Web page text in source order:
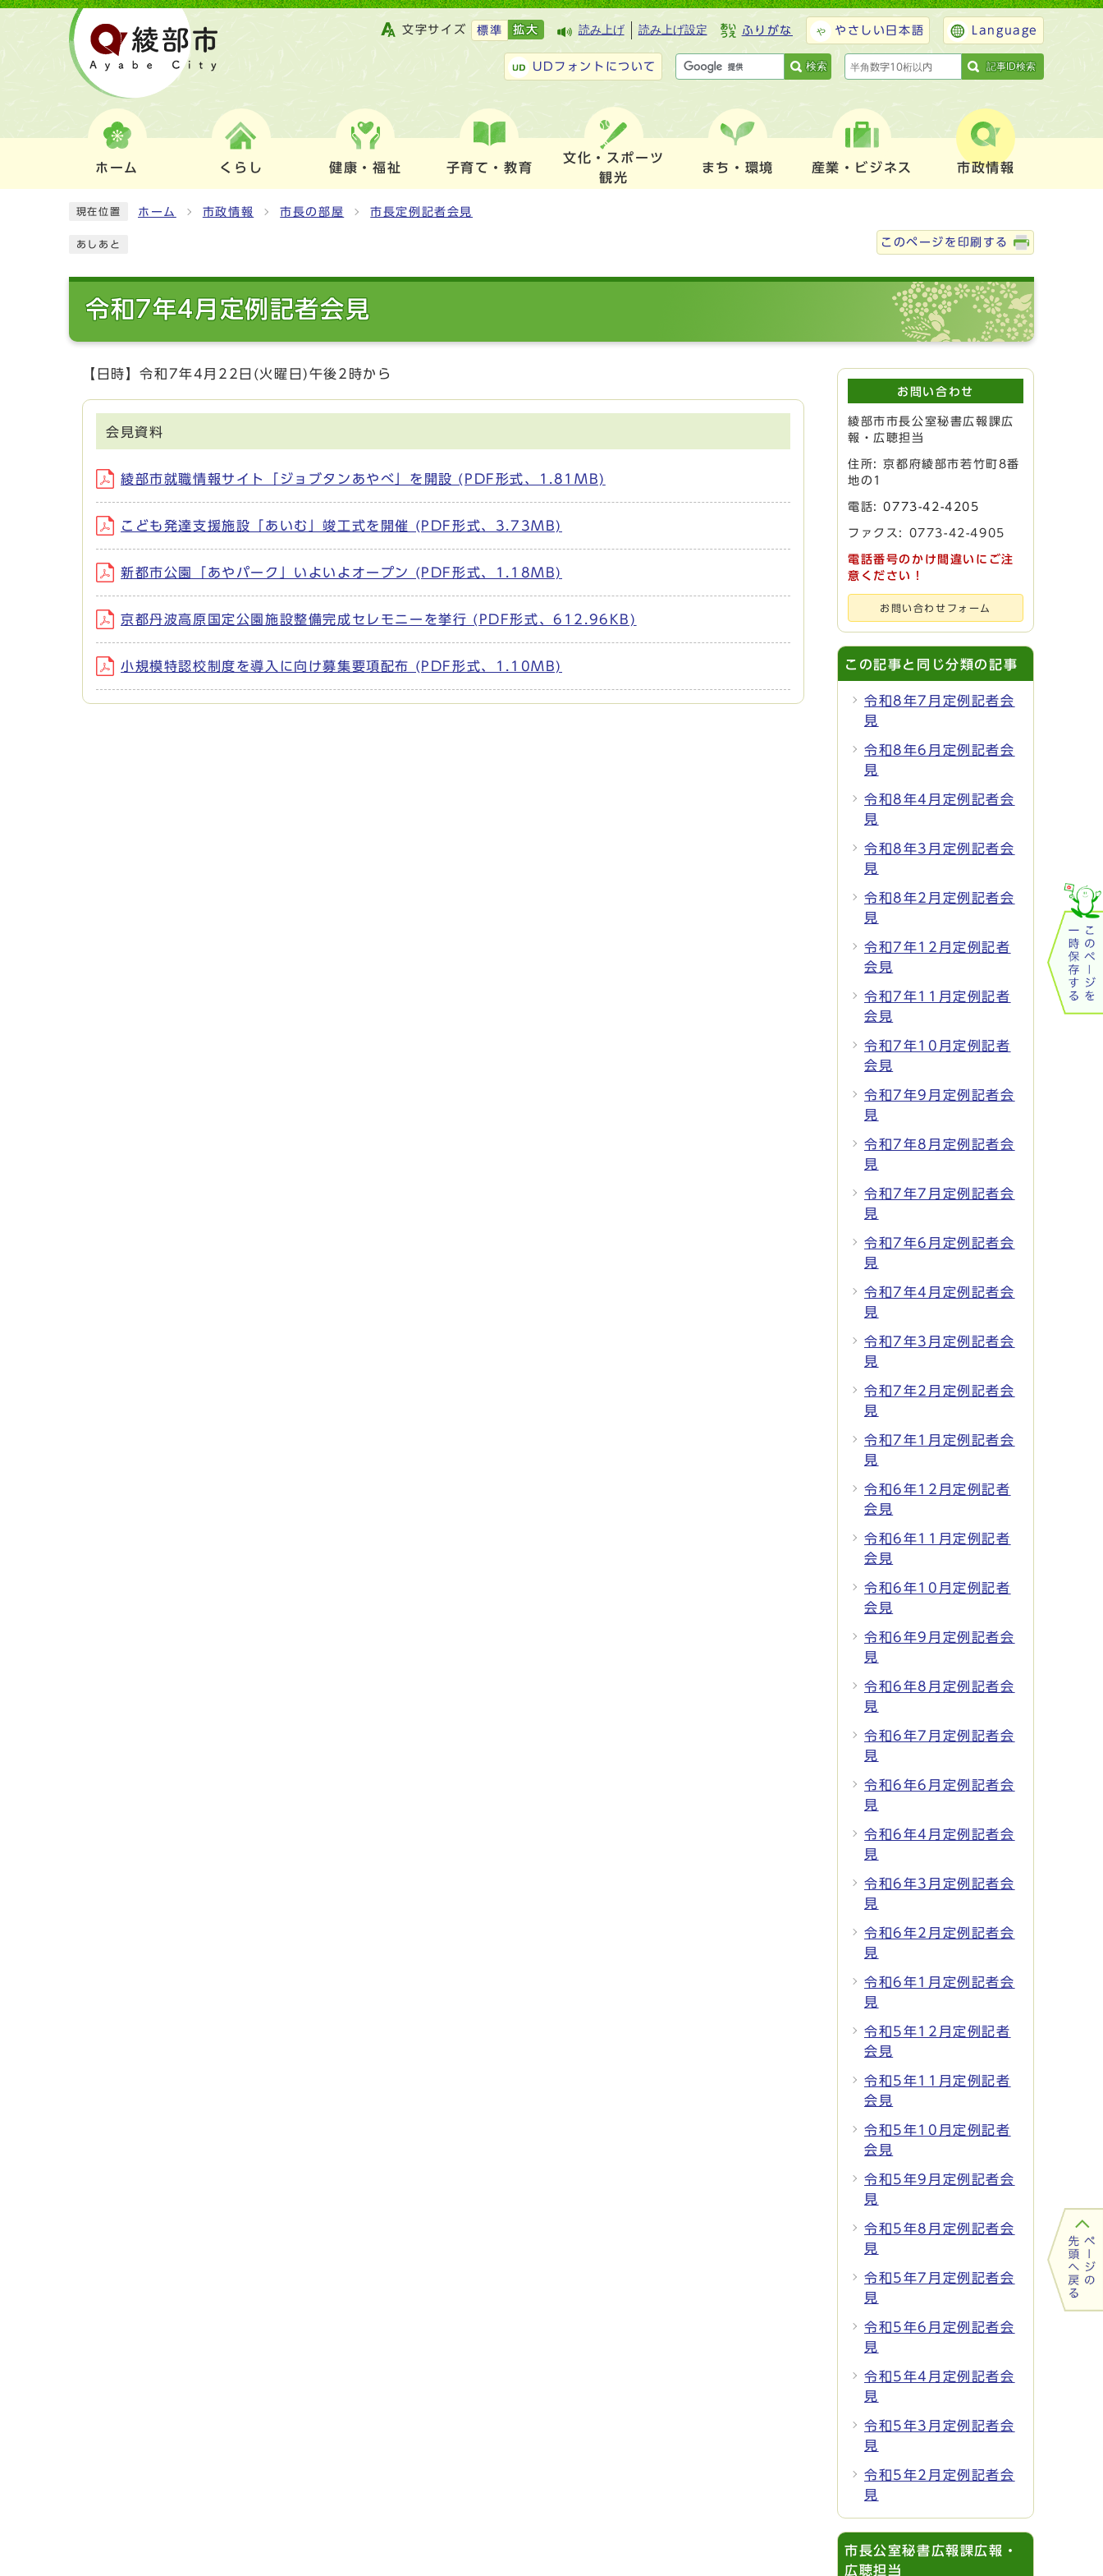
文字サイズ 標準 拡大 読み上げ 読み上げ設定 ふりがな やさしい日本語 Language
UDフォントについて 検索 記事ID検索
ホーム くらし 健康・福祉 子育て・教育
文化・スポーツ
観光
まち・環境 産業・ビジネス 市政情報
現在位置 ホーム 市政情報 市長の部屋 市長定例記者会見
あしあと このページを印刷する
令和7年4月定例記者会見
【日時】令和7年4月22日(火曜日)午後2時から
会見資料
綾部市就職情報サイト「ジョブタンあやべ」を開設 (PDF形式、1.81MB)
こども発達支援施設「あいむ」竣工式を開催 (PDF形式、3.73MB)
新都市公園「あやパーク」いよいよオープン (PDF形式、1.18MB)
京都丹波高原国定公園施設整備完成セレモニーを挙行 (PDF形式、612.96KB)
小規模特認校制度を導入に向け募集要項配布 (PDF形式、1.10MB)
お問い合わせ
綾部市市長公室秘書広報課広
報・広聴担当
住所: 京都府綾部市若竹町8番
地の1
電話:0773-42-4205
ファクス: 0773-42-4905
電話番号のかけ間違いにご注
意ください！
お問い合わせフォーム
この記事と同じ分類の記事
令和8年7月定例記者会
見
令和8年6月定例記者会
見
令和8年4月定例記者会
見
令和8年3月定例記者会
見
令和8年2月定例記者会
見
令和7年12月定例記者
会見
令和7年11月定例記者
会見
令和7年10月定例記者
会見
令和7年9月定例記者会
見
令和7年8月定例記者会
見
令和7年7月定例記者会
見
令和7年6月定例記者会
見
令和7年4月定例記者会
見
令和7年3月定例記者会
見
令和7年2月定例記者会
見
令和7年1月定例記者会
見
令和6年12月定例記者
会見
令和6年11月定例記者
会見
令和6年10月定例記者
会見
令和6年9月定例記者会
見
令和6年8月定例記者会
見
令和6年7月定例記者会
見
令和6年6月定例記者会
見
令和6年4月定例記者会
見
令和6年3月定例記者会
見
令和6年2月定例記者会
見
令和6年1月定例記者会
見
令和5年12月定例記者
会見
令和5年11月定例記者
会見
令和5年10月定例記者
会見
令和5年9月定例記者会
見
令和5年8月定例記者会
見
令和5年7月定例記者会
見
令和5年6月定例記者会
見
令和5年4月定例記者会
見
令和5年3月定例記者会
見
令和5年2月定例記者会
見
市長公室秘書広報課広報・
広聴担当